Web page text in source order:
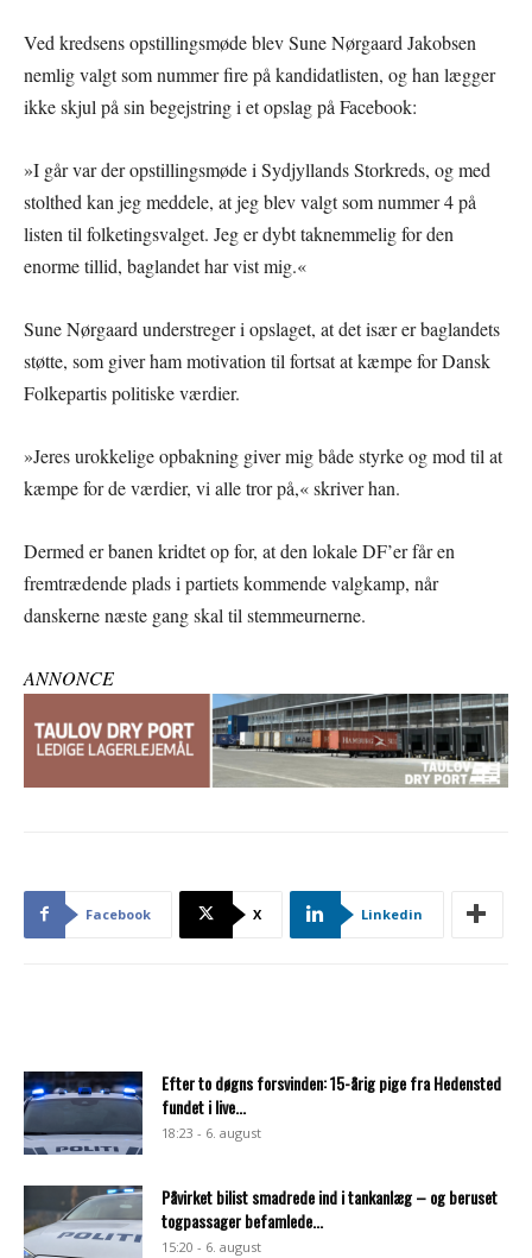
Ved kredsens opstillingsmøde blev Sune Nørgaard Jakobsen
nemlig valgt som nummer fire på kandidatlisten, og han lægger
ikke skjul på sin begejstring i et opslag på Facebook:
»I går var der opstillingsmøde i Sydjyllands Storkreds, og med
stolthed kan jeg meddele, at jeg blev valgt som nummer 4 på
listen til folketingsvalget. Jeg er dybt taknemmelig for den
enorme tillid, baglandet har vist mig.«
Sune Nørgaard understreger i opslaget, at det især er baglandets
støtte, som giver ham motivation til fortsat at kæmpe for Dansk
Folkepartis politiske værdier.
»Jeres urokkelige opbakning giver mig både styrke og mod til at
kæmpe for de værdier, vi alle tror på,« skriver han.
Dermed er banen kridtet op for, at den lokale DF’er får en
fremtrædende plads i partiets kommende valgkamp, når
danskerne næste gang skal til stemmeurnerne.
ANNONCE
Facebook X Linkedin
Efter to døgns forsvinden: 15-årig pige fra Hedensted
fundet i live...
18:23 - 6. august
Påvirket bilist smadrede ind i tankanlæg – og beruset
togpassager befamlede...
15:20 - 6. august